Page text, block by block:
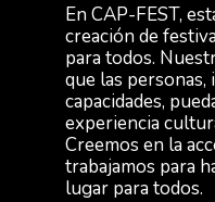
En CAP-FEST,
creación de
para todos.
que las
capacidades,
experiencia
Creemos en la
trabajamos para
lugar para todos.